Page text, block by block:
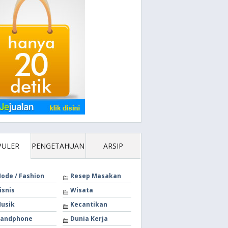
PENGETAHUAN ARSIP
/ Fashion
Resep Masakan
Wisata
Kecantikan
Dunia Kerja